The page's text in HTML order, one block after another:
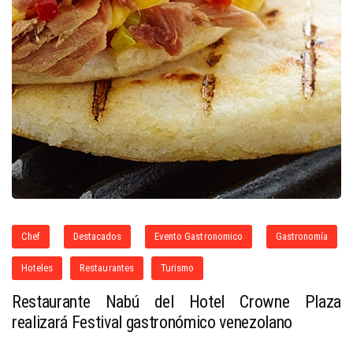
Chef Destacados Evento Gastronomico Gastronomía
Hoteles Restaurantes Turismo
Restaurante Nabú del Hotel Crowne Plaza
realizará Festival gastronómico venezolano